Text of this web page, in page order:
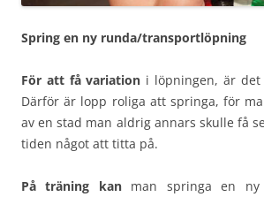
Spring en ny runda/transportlöpning
För att få variation i löpningen, är
Därför är lopp roliga att springa, för
av en stad man aldrig annars skulle få
tiden något att titta på.
På träning kanman springa en ny